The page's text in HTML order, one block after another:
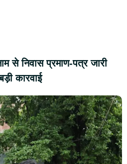
से निवास प्रमाण-पत्र जारी
कारवाई